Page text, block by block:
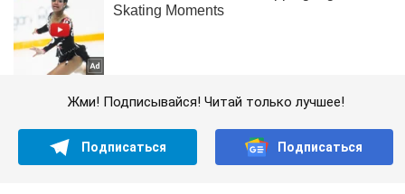
Жми! Подписывайся! Читай только лучшее!
Подписаться Подписаться